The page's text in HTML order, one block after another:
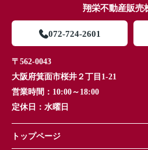
翔栄不動産販売
072-724-2601
〒562-0043
大阪府箕面市桜井２丁目1-21
営業時間： 10:00～18:00
定休日： 水曜日
トップページ